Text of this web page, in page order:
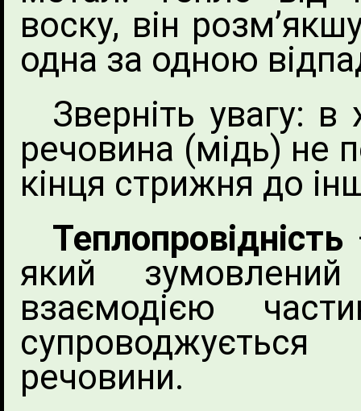
воску, він
одна за одною
Зверніть увагу:
речовина (мідь) не
кінця стрижня до
Теплопровідність
який
взаємодією
речовини.